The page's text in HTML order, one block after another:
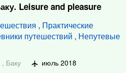
Leisure and pleasure
, Практические
путешествий , Непутевые
, Баку июль 2018